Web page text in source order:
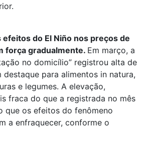
efeitos do El Niño nos preços de
força gradualmente. Em março, a
no domicílio” registrou alta de
destaque para alimentos in natura,
e legumes. A elevação,
fraca do que a registrada no mês
que os efeitos do fenômeno
a enfraquecer, conforme o